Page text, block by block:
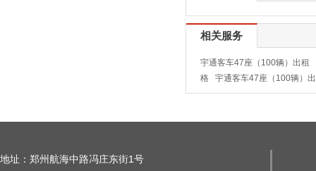
相关服务
宇通客车47座（100辆）出租
格
宇通客车47座（100辆）
地址：郑州航海中路冯庄东街1号